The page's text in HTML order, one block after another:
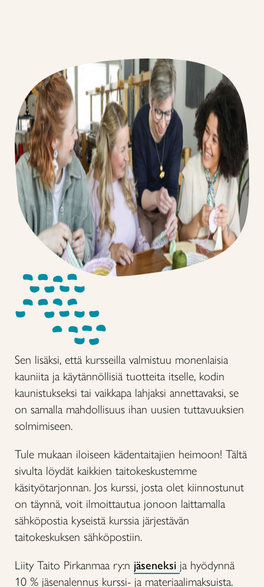
Sen lisäksi, että kursseilla valmistuu monenlaisia
kauniita ja käytännöllisiä tuotteita itselle, kodin
kaunistukseksi tai vaikkapa lahjaksi annettavaksi, se
on samalla mahdollisuus ihan uusien tuttavuuksien
solmimiseen.
Tule mukaan iloiseen kädentaitajien heimoon! Tältä
sivulta löydät kaikkien taitokeskustemme
käsityötarjonnan. Jos kurssi, josta olet kiinnostunut
on täynnä, voit ilmoittautua jonoon laittamalla
sähköpostia kyseistä kurssia järjestävän
taitokeskuksen sähköpostiin.
Liity Taito Pirkanmaa ry:n jäseneksi ja hyödynnä
10 % jäsenalennus kurssi- ja materiaalimaksuista.